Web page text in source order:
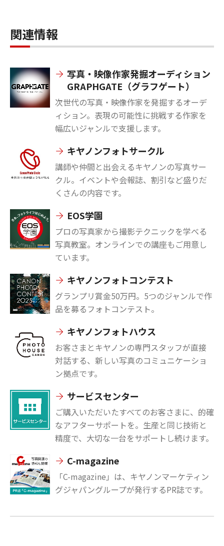
関連情報
写真・映像作家発掘オーディション
GRAPHGATE（グラフゲート）
次世代の写真・映像作家を発掘するオーデ
ィション。表現の可能性に挑戦する作家を
幅広いジャンルで支援します。
キヤノンフォトサークル
講師や仲間と出会えるキヤノンの写真サー
クル。イベントや会報誌、割引など盛りだ
くさんの内容です。
EOS学園
プロの写真家から撮影テクニックを学べる
写真教室。オンラインでの講座もご用意し
ています。
キヤノンフォトコンテスト
グランプリ賞金50万円。5つのジャンルで作
品を募るフォトコンテスト。
キヤノンフォトハウス
お客さまとキヤノンの専門スタッフが直接
対話する、新しい写真のコミュニケーショ
ン拠点です。
サービスセンター
ご購入いただいたすべてのお客さまに、的確
なアフターサポートを。生産と同じ技術と
精度で、大切な一台をサポートし続けます。
C-magazine
「C-magazine」は、キヤノンマーケティン
グジャパングループが発行するPR誌です。